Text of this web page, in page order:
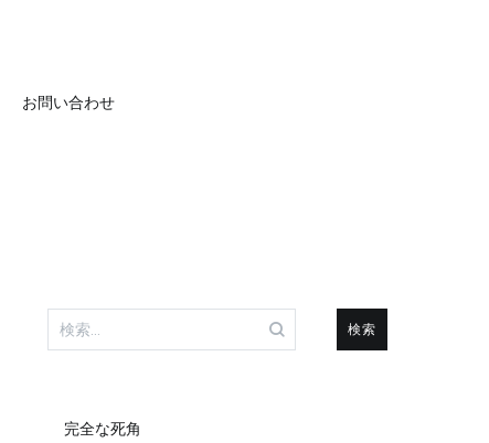
お問い合わせ
検
索:
完全な死角